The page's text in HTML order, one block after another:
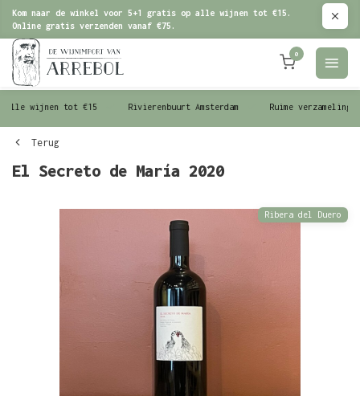
Kom naar de winkel voor 5+1 gratis op alle wijnen tot €15.
Online gratis verzenden vanaf €75.
0
wijnen tot €15 Rivierenbuurt Amsterdam Ruime verzameling
Terug
El Secreto de María 2020
Ribera del Duero